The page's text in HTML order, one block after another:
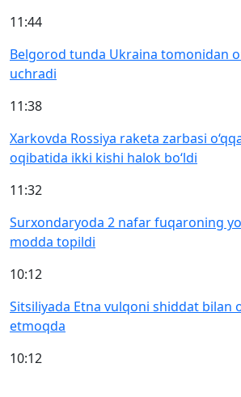
11:44
Belgorod tunda Ukraina tomonidan
uchradi
11:38
Xarkovda Rossiya raketa zarbasi
oqibatida ikki kishi halok bo‘ldi
11:32
Surxondaryoda 2 nafar fuqaroning
modda topildi
10:12
Sitsiliyada Etna vulqoni shiddat bilan
etmoqda
10:12